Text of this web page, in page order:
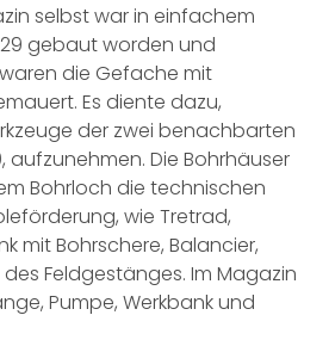
selbst war in einfachem
gebaut worden und
die Gefache mit
Es diente dazu,
der zwei benachbarten
aufzunehmen. Die Bohrhäuser
Bohrloch die technischen
wie Tretrad,
mit Bohrschere, Balancier,
Feldgestänges. Im Magazin
Pumpe, Werkbank und